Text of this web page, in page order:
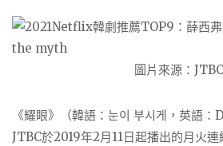
圖片來源：JTBC
《耀眼》（韓語：눈이 부시게，英語
JTBC於2019年2月11日起播出的月火